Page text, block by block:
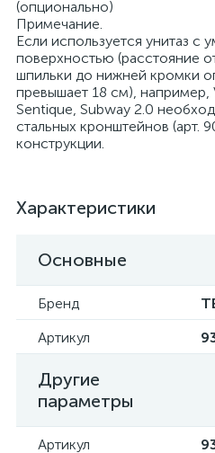
(опционально)
Примечание.
Если используется унитаз
поверхностью (расстояние
шпильки до нижней кромки
превышает 18 см),
Sentique, Subway 2.0
стальных кронштейнов (арт.
конструкции.
Характеристики
Основные
Бренд
Артикул
Другие
параметры
Артикул